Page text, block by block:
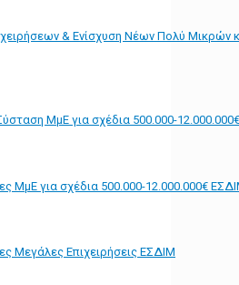
& Ενίσχυση Νέων Πολύ Μικρών
ΜμΕ για σχέδια 500.000-
ΜμΕ για σχέδια 500.000-12.000.000€
Μεγάλες Επιχειρήσεις ΕΣΔΙΜ